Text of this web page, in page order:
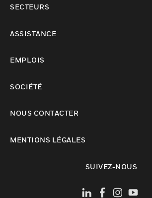
SECTEURS
ASSISTANCE
EMPLOIS
SOCIÉTÉ
NOUS CONTACTER
MENTIONS LÉGALES
SUIVEZ-NOUS